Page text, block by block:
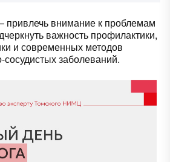
привлечь внимание к проблемам
важность профилактики,
и современных методов
сосудистых заболеваний.